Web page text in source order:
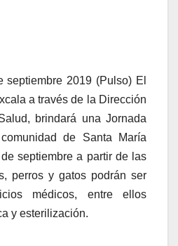
septiembre 2019 (Pulso) El
a través de la Dirección
brindará una Jornada
de Santa María
septiembre a partir de las
perros y gatos podrán ser
médicos, entre ellos
y esterilización.